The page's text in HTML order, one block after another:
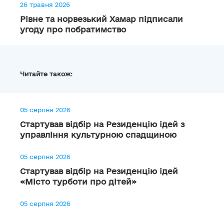
26 травня 2026
Рівне та норвезький Хамар підписали
угоду про побратимство
Читайте також:
05 серпня 2026
Стартував відбір на Резиденцію ідей з
управління культурною спадщиною
05 серпня 2026
Стартував відбір на Резиденцію ідей
«Місто турботи про дітей»
05 серпня 2026